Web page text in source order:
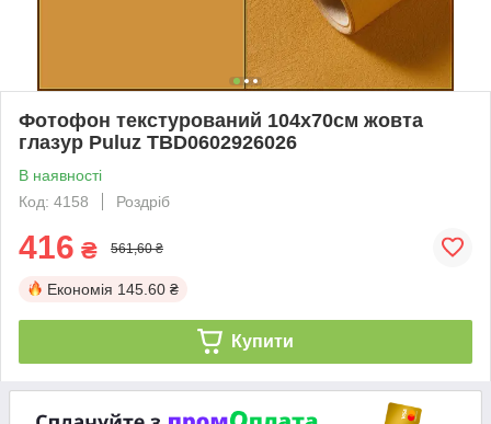
Фотофон текстурований 104x70см жовта
глазур Puluz TBD0602926026
В наявності
Код: 4158
Роздріб
416 ₴ 561,60 ₴
Економія 145.60 ₴
Купити